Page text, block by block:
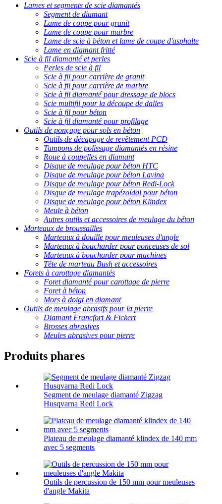
Lames et segments de scie diamantés
Segment de diamant
Lame de coupe pour granit
Lame de coupe pour marbre
Lame de scie à béton et lame de coupe d'asphalte
Lame en diamant fritté
Scie à fil diamanté et perles
Perles de scie à fil
Scie à fil pour carrière de granit
Scie à fil pour carrière de marbre
Scie à fil diamanté pour dressage de blocs
Scie multifil pour la découpe de dalles
Scie à fil pour béton
Scie à fil diamanté pour profilage
Outils de ponçage pour sols en béton
Outils de décapage de revêtement PCD
Tampons de polissage diamantés en résine
Roue à coupelles en diamant
Disque de meulage pour béton HTC
Disque de meulage pour béton Lavina
Disque de meulage pour béton Redi-Lock
Disque de meulage trapézoïdal pour béton
Disque de meulage pour béton Klindex
Meule à béton
Autres outils et accessoires de meulage du béton
Marteaux de broussailles
Marteaux à douille pour meuleuses d'angle
Marteaux à boucharder pour ponceuses de sol
Marteaux à boucharder pour machines
Tête de marteau Bush et accessoires
Forets à carottage diamantés
Foret diamanté pour carottage de pierre
Foret à béton
Mors à doigt en diamant
Outils de meulage abrasifs pour la pierre
Diamant Francfort & Fickert
Brosses abrasives
Meules abrasives pour pierre
Produits phares
Segment de meulage diamanté Zigzag
Husqvarna Redi Lock
Plateau de meulage diamanté klindex de 140 mm
avec 5 segments
Outils de percussion de 150 mm pour meuleuses
d'angle Makita